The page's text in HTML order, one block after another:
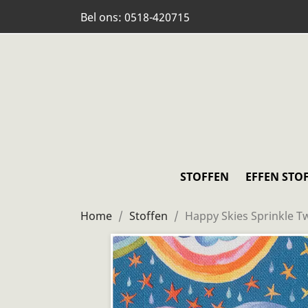
Bel ons: 0518-420715
STOFFEN EFFEN
Home Stoffen Happy Skies Sprinkle